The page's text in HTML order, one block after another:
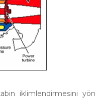
iklimlendirmesini